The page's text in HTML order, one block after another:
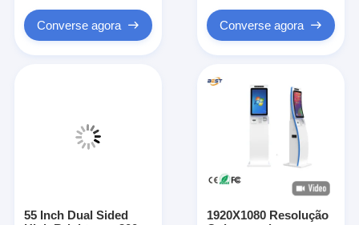
Converse agora Converse agora
55 Inch Dual Sided
1920X1080 Resolução